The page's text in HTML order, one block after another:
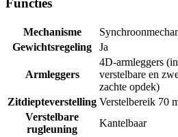
Functies
Mechanisme
Gewichtsregeling
Ja
Armleggers
4D-armleggers
verstelbare en
zachte opdek)
Zitdiepteverstelling Verstelbereik 70
Verstelbare
rugleuning
Kantelbaar